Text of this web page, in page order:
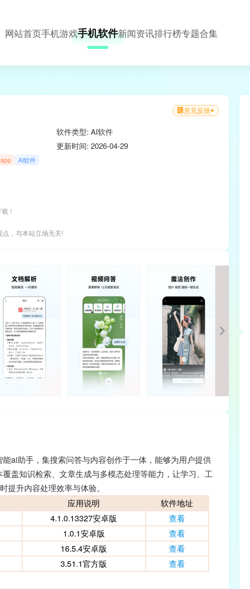
网站首页手机游戏手机软件新闻资讯排行榜专题合集
意见反馈
软件类型: AI软件
更新时间: 2026-04-29
AI软件
！
，与本站立场无关!
ai助手，集搜索问答与内容创作于一体，能够为用户提供
盖知识检索、文章生成与多模态处理等能力，让学习、工
提升内容处理效率与体验。
应用说明
软件地址
4.1.0.13327安卓版
查看
1.0.1安卓版
查看
16.5.4安卓版
查看
3.51.1官方版 查看